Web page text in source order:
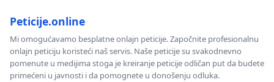
Peticije.online
Mi omogućavamo besplatne onlajn peticije. Započnite profesionalnu
onlajn peticiju koristeći naš servis. Naše peticije su svakodnevno
pomenute u medijima stoga je kreiranje peticije odličan put da budete
primećeni u javnosti i da pomognete u donošenju odluka.